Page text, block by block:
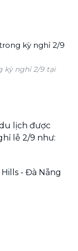
kỳ nghỉ 2/9 tại
lịch được
lễ 2/9 như:
Hills - Đà Nẵng